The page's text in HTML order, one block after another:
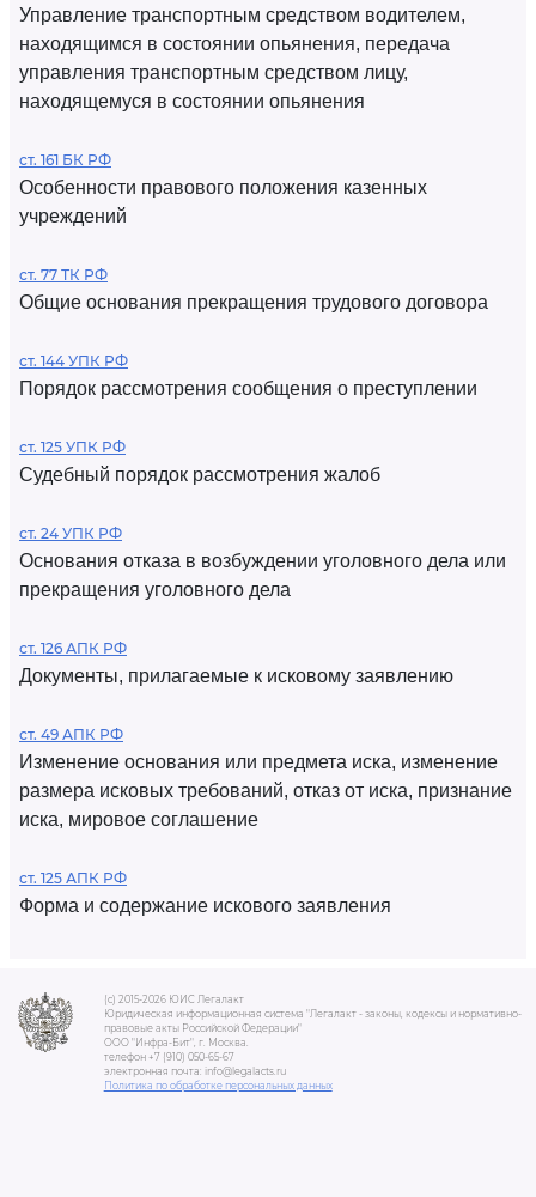
Управление транспортным средством водителем,
находящимся в состоянии опьянения, передача
управления транспортным средством лицу,
находящемуся в состоянии опьянения
ст. 161 БК РФ
Особенности правового положения казенных
учреждений
ст. 77 ТК РФ
Общие основания прекращения трудового договора
ст. 144 УПК РФ
Порядок рассмотрения сообщения о преступлении
ст. 125 УПК РФ
Судебный порядок рассмотрения жалоб
ст. 24 УПК РФ
Основания отказа в возбуждении уголовного дела или
прекращения уголовного дела
ст. 126 АПК РФ
Документы, прилагаемые к исковому заявлению
ст. 49 АПК РФ
Изменение основания или предмета иска, изменение
размера исковых требований, отказ от иска, признание
иска, мировое соглашение
ст. 125 АПК РФ
Форма и содержание искового заявления
(c) 2015-2026 ЮИС Легалакт
Юридическая информационная система "Легалакт - законы, кодексы и нормативно-
правовые акты Российской Федерации"
ООО "Инфра-Бит", г. Москва.
телефон +7 (910) 050-65-67
электронная почта: info@legalacts.ru
Политика по обработке персональных данных